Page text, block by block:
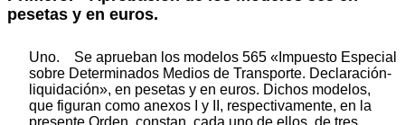
pesetas y en euros.
Uno. Se aprueban los modelos 565 «Impuesto Especial
sobre Determinados Medios de Transporte. Declaración-
liquidación», en pesetas y en euros. Dichos modelos,
que figuran como anexos I y II, respectivamente, en la
presente Orden, constan, cada uno de ellos, de tres